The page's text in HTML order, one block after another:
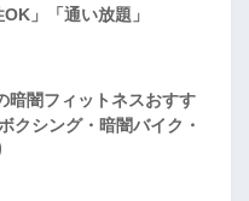
」「通い放題」
暗闇フィットネスおすす
クシング・暗闇バイク・